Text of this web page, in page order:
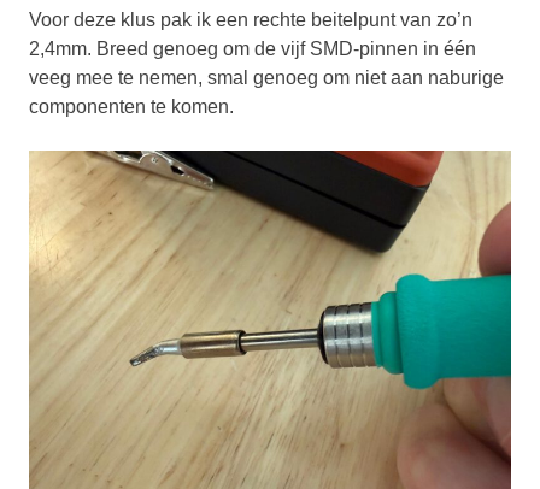
Voor deze klus pak ik een rechte beitelpunt van zo’n
2,4mm. Breed genoeg om de vijf SMD-pinnen in één
veeg mee te nemen, smal genoeg om niet aan naburige
componenten te komen.